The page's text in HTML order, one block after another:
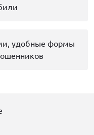
удобные формы